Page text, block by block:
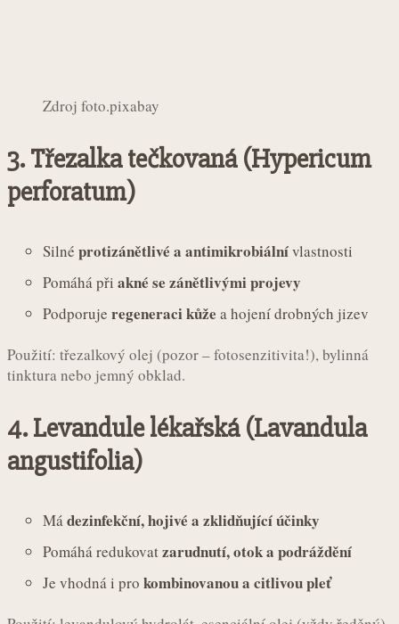
Zdroj foto.pixabay
3.Třezalka tečkovaná (Hypericum
perforatum)
Silné protizánětlivé a antimikrobiálnívlastnosti
Pomáhá při akné se zánětlivými projevy
Podporuje regeneraci kůže a hojení drobných jizev
Použití: třezalkový olej (pozor – fotosenzitivita!), bylinná
tinktura nebo jemný obklad.
4.Levandule lékařská (Lavandula
angustifolia)
Má dezinfekční, hojivé a zklidňující účinky
Pomáhá redukovatzarudnutí, otok a podráždění
Je vhodná i pro kombinovanou a citlivou pleť